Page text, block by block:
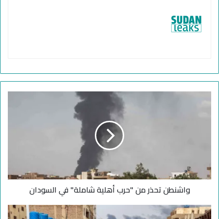
ح
ذ
ن
واشنطن تحذر من "حرب أهلية شاملة" في السودان
ا